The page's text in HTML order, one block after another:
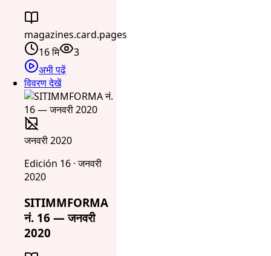
magazines.card.pages
16 मि
3
अभी पढ़ें
विवरण देखें
जनवरी 2020
Edición 16 · जनवरी
2020
SITIMMFORMA
नं. 16 — जनवरी
2020